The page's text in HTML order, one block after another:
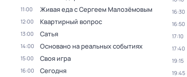
11:00 Живая еда с Сергеем Малозёмовым
12:00 Квартирный вопрос
13:00 Сатья
14:00 Основано на реальных событиях
15:00 Своя игра
16:00 Сегодня
16:30
16:50
17:10
17:40
19:15
19:45